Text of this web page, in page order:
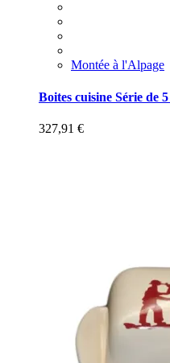
Montée à l'Alpage
Boites cuisine Série de
327,91 €